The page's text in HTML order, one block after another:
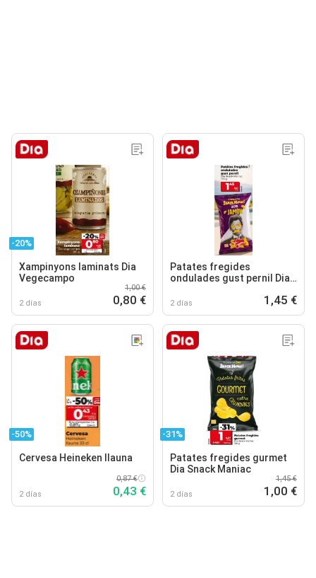
-20%
Xampinyons laminats Dia
Vegecampo
2 días
1,00 €
0,80 €
Patates fregides
ondulades gust pernil Dia
2 días 1,45 €
-50%
Cervesa Heineken llauna
2 días
0,87 €
0,43 €
-31%
Patates fregides gurmet
Dia Snack Maniac
2 días
1,45 €
1,00 €